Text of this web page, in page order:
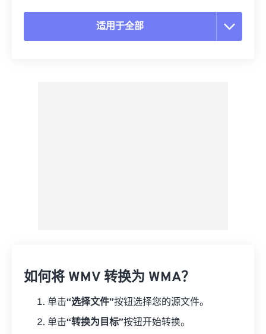
适用于全部
如何将 WMV 转换为 WMA？
单击“选择文件”按钮选择您的源文件。
单击“转换为目标”按钮开始转换。